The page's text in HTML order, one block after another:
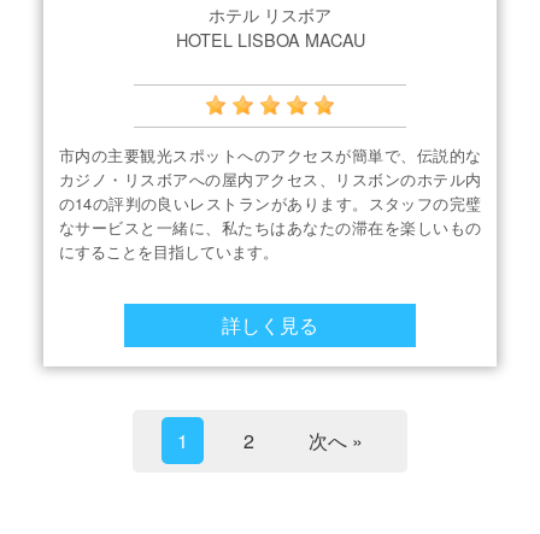
ホテル リスボア
HOTEL LISBOA MACAU
市内の主要観光スポットへのアクセスが簡単で、伝説的な
カジノ・リスボアへの屋内アクセス、リスボンのホテル内
の14の評判の良いレストランがあります。スタッフの完璧
なサービスと一緒に、私たちはあなたの滞在を楽しいもの
にすることを目指しています。
詳しく見る
1 2 次へ »